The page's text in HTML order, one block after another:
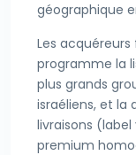
géographique
Les
programme la
plus grands
israéliens, et la
livraisons
premium